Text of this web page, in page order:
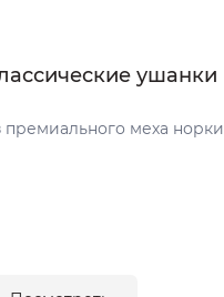
ушанки
премиального меха норки